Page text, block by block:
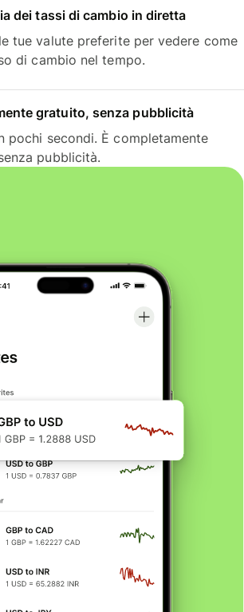
dei tassi di cambio in diretta
tue valute preferite per vedere come
di cambio nel tempo.
gratuito, senza pubblicità
pochi secondi. È completamente
pubblicità.